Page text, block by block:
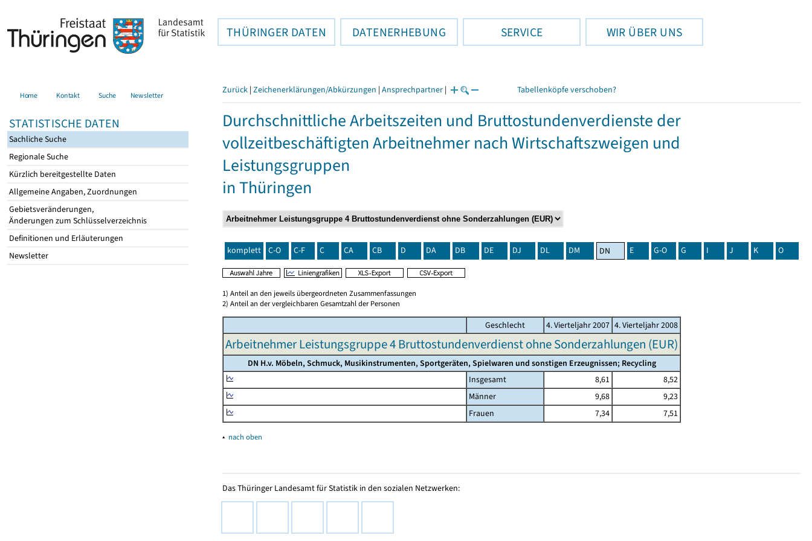
THÜRINGER DATEN DATENERHEBUNG SERVICE WIR ÜBER UNS
Home Kontakt Suche Newsletter
STATISTISCHE DATEN
Sachliche Suche
Regionale Suche
Kürzlich bereitgestellte Daten
Allgemeine Angaben, Zuordnungen
Gebietsveränderungen,
Änderungen zum Schlüsselverzeichnis
Definitionen und Erläuterungen
Newsletter
Zurück | Zeichenerklärungen/Abkürzungen | Ansprechpartner | Tabellenköpfe verschoben?
Durchschnittliche Arbeitszeiten und Bruttostundenverdienste der
vollzeitbeschäftigten Arbeitnehmer nach Wirtschaftszweigen und
Leistungsgruppen
in Thüringen
komplett C-O C-F C CA CB D DA DB DE DJ DL DM DN E G-O G I J K O
1) Anteil an den jeweils übergeordneten Zusammenfassungen
2) Anteil an der vergleichbaren Gesamtzahl der Personen
Geschlecht 4. Vierteljahr 2007 4. Vierteljahr 2008
Arbeitnehmer Leistungsgruppe 4 Bruttostundenverdienst ohne Sonderzahlungen (EUR)
DN H.v. Möbeln, Schmuck, Musikinstrumenten, Sportgeräten, Spielwaren und sonstigen Erzeugnissen; Recycling
Insgesamt
8,61
8,52
Männer
9,68
9,23
Frauen
7,34 7,51
▴ nach oben
Das Thüringer Landesamt für Statistik in den sozialen Netzwerken: